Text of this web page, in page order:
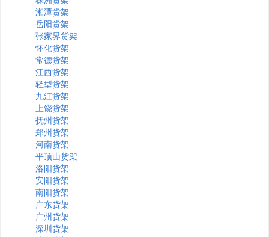
湘潭货架
岳阳货架
张家界货架
怀化货架
常德货架
江西货架
轻型货架
九江货架
上饶货架
抚州货架
郑州货架
河南货架
平顶山货架
洛阳货架
安阳货架
南阳货架
广东货架
广州货架
深圳货架